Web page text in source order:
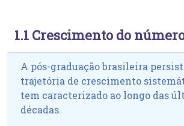
1.1 Crescimento do
A pós-graduação brasileira
trajetória de crescimento
tem caracterizado ao longo das
décadas.